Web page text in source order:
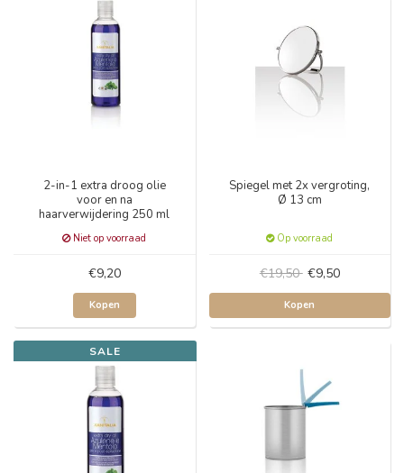
2-in-1 extra droog olie
voor en na
haarverwijdering 250 ml
Niet op voorraad
€9,20
Kopen
Spiegel met 2x vergroting,
Ø 13 cm
Op voorraad
€19,50 €9,50
Kopen
SALE